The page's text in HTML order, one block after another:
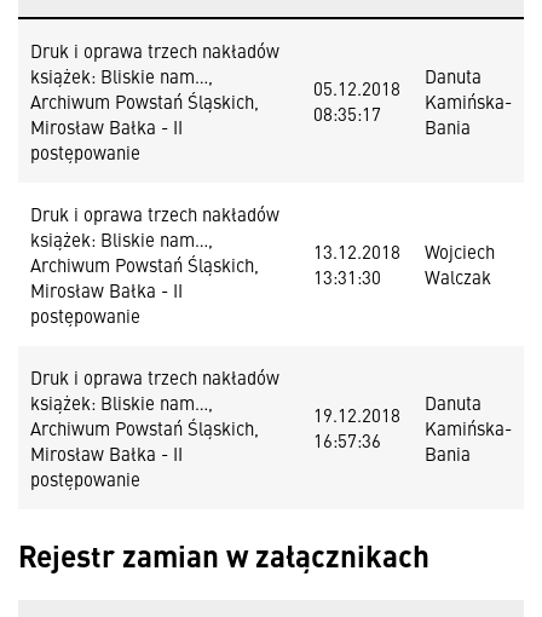
Druk i oprawa trzech nakładów
książek: Bliskie nam…,
Archiwum Powstań Śląskich,
Mirosław Bałka - II
postępowanie
05.12.2018
08:35:17
Danuta
Kamińska-
Bania
Druk i oprawa trzech nakładów
książek: Bliskie nam…,
Archiwum Powstań Śląskich,
Mirosław Bałka - II
postępowanie
13.12.2018
13:31:30
Wojciech
Walczak
Druk i oprawa trzech nakładów
książek: Bliskie nam…,
Archiwum Powstań Śląskich,
Mirosław Bałka - II
postępowanie
19.12.2018
16:57:36
Danuta
Kamińska-
Bania
Rejestr zamian w załącznikach